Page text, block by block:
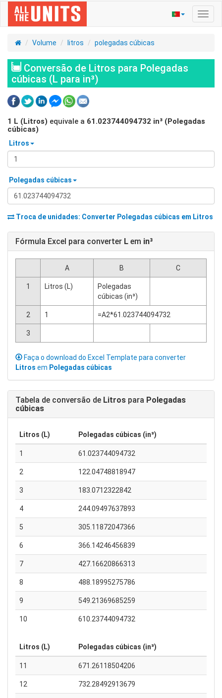
Volume litros polegadas cúbicas
Conversão de Litros para Polegadas
cúbicas (L para in³)
1 L (Litros) equivale a 61.023744094732 in³ (Polegadas
cúbicas)
Litros
Polegadas cúbicas
Troca de unidades: Converter Polegadas cúbicas em Litros
Fórmula Excel para converter L em in³
A B C
1 Litros (L)
Polegadas
cúbicas (in³)
2 1 =A2*61.023744094732
3
Faça o download do Excel Template para converter
Litros em Polegadas cúbicas
Tabela de conversão de Litros para Polegadas
cúbicas
Litros (L) Polegadas cúbicas (in³)
1 61.023744094732
2 122.04748818947
3 183.0712322842
4 244.09497637893
5 305.11872047366
6 366.14246456839
7 427.16620866313
8 488.18995275786
9 549.21369685259
10 610.23744094732
Litros (L) Polegadas cúbicas (in³)
11 671.26118504206
12 732.28492913679